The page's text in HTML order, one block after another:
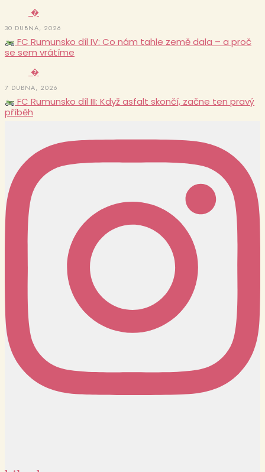
�
30 DUBNA, 2026
FC Rumunsko díl IV: Co nám tahle země dala – a proč
se sem vrátíme
�
7 DUBNA, 2026
FC Rumunsko díl III: Když asfalt skončí, začne ten pravý
příběh